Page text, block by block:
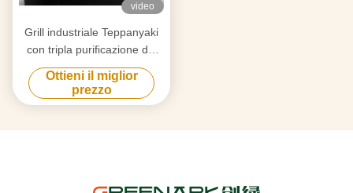
video
Grill industriale Teppanyaki
con tripla purificazione del
fumo e tecnologia anti-
intasamento
Ottieni il miglior
prezzo